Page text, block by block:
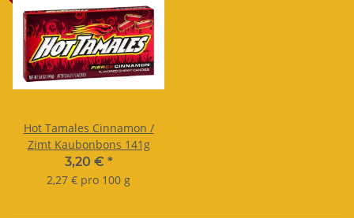
Hot Tamales Cinnamon /
Zimt Kaubonbons 141g
3,20 € *
2,27 € pro 100 g